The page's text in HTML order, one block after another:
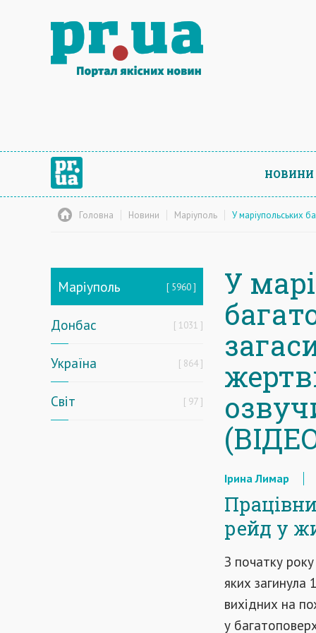
НОВИНИ
Головна Новини Маріуполь У маріупольських
Маріуполь 5960
Донбас 1031
Україна 864
Світ 97
У
Ірина Лимар
рейд у
З початку
яких загинула
вихідних на
у